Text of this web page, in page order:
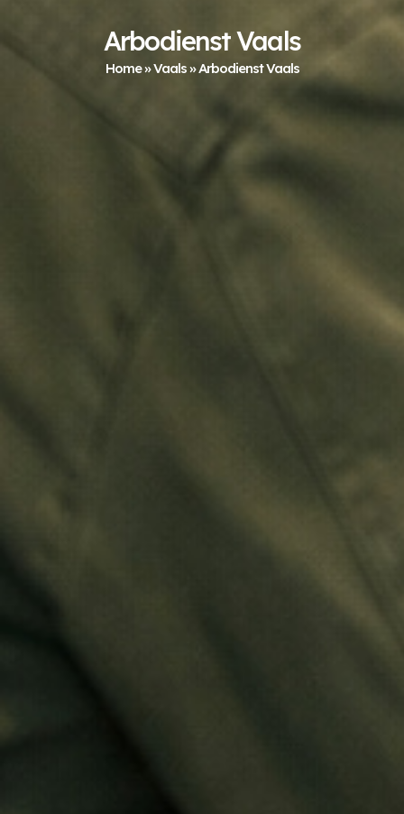
Arbodienst Vaals
Home»Vaals»Arbodienst Vaals